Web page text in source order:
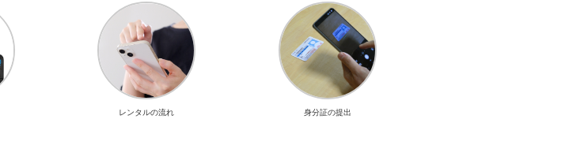
レンタルの流れ 身分証の提出